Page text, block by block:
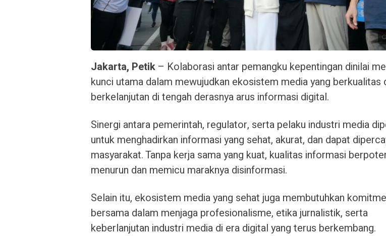
Jakarta, Petik – Kolaborasi antar pemangku kepentingan dinilai
kunci utama dalam mewujudkan ekosistem media yang berkualitas
berkelanjutan di tengah derasnya arus informasi digital.
Sinergi antara pemerintah, regulator, serta pelaku industri media
untuk menghadirkan informasi yang sehat, akurat, dan dapat
masyarakat. Tanpa kerja sama yang kuat, kualitas informasi
menurun dan memicu maraknya disinformasi.
Selain itu, ekosistem media yang sehat juga membutuhkan
bersama dalam menjaga profesionalisme, etika jurnalistik, serta
keberlanjutan industri media di era digital yang terus berkembang.